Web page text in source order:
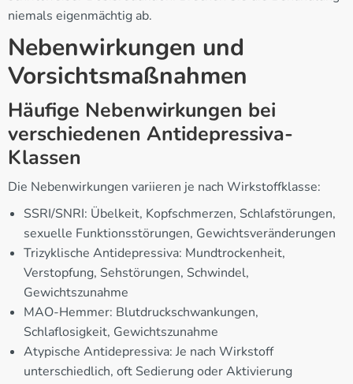
niemals eigenmächtig ab.
Nebenwirkungen und
Vorsichtsmaßnahmen
Häufige Nebenwirkungen bei
verschiedenen Antidepressiva-
Klassen
Die Nebenwirkungen variieren je nach Wirkstoffklasse:
SSRI/SNRI: Übelkeit, Kopfschmerzen, Schlafstörungen,
sexuelle Funktionsstörungen, Gewichtsveränderungen
Trizyklische Antidepressiva: Mundtrockenheit,
Verstopfung, Sehstörungen, Schwindel,
Gewichtszunahme
MAO-Hemmer: Blutdruckschwankungen,
Schlaflosigkeit, Gewichtszunahme
Atypische Antidepressiva: Je nach Wirkstoff
unterschiedlich, oft Sedierung oder Aktivierung